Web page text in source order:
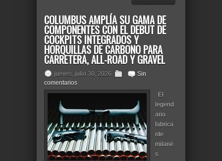
COLUMBUS AMPLÍA SU GAMA DE
COMPONENTES CON EL DEBUT DE
COCKPITS INTEGRADOS Y
HORQUILLAS DE CARBONO PARA
CARRETERA, ALL-ROAD Y GRAVEL
jueves, julio 30, 2026
Sin
comentarios
El
legend
ario
fabrica
nte
milané
s